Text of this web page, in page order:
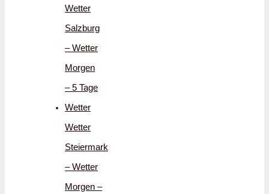
Wetter
Salzburg
– Wetter
Morgen
– 5 Tage
Wetter
Wetter
Steiermark
– Wetter
Morgen –